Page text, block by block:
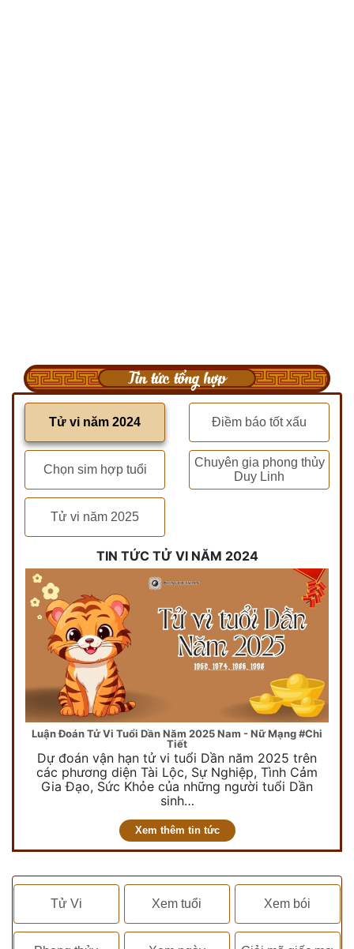
Tin tức tổng hợp
Tử vi năm 2024 Điềm báo tốt xấu
Chọn sim hợp tuổi
Chuyên gia phong thủy
Duy Linh
Tử vi năm 2025
TIN TỨC TỬ VI NĂM 2024
Luận Đoán Tử Vi Tuổi Dần Năm 2025 Nam - Nữ Mạng #Chi
Tiết
Dự đoán vận hạn tử vi tuổi Dần năm 2025 trên
các phương diện Tài Lộc, Sự Nghiệp, Tình Cảm
Gia Đạo, Sức Khỏe của những người tuổi Dần
sinh…
Xem thêm tin tức
Tử Vi Xem tuổi Xem bói